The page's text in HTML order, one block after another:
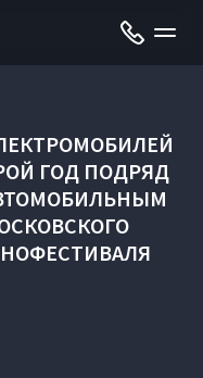
ГОД ПОДРЯД